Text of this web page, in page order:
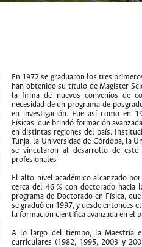
En 1972 se graduaron los tres
han obtenido su título de Magister
la firma de nuevos convenios de
necesidad de un programa de
en investigación. Fue así como en
Físicas, que brindó formación
en distintas regiones del país.
Tunja, la Universidad de Córdoba, la
se vincularon al desarrollo de
profesionales
El alto nivel académico alcanzado
cerca del 46 % con doctorado hacia
programa de Doctorado en Física,
se graduó en 1997, y desde entonces
la formación científica avanzada en el
A lo largo del tiempo, la Maestría
curriculares (1982, 1995, 2003 y